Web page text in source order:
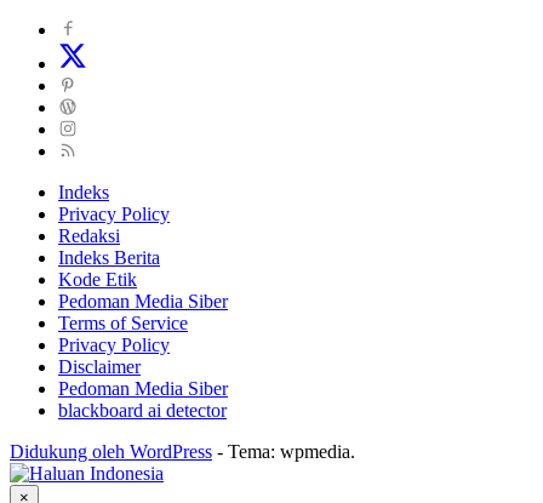
Indeks
Privacy Policy
Redaksi
Indeks Berita
Kode Etik
Pedoman Media Siber
Terms of Service
Privacy Policy
Disclaimer
Pedoman Media Siber
blackboard ai detector
Didukung oleh WordPress - Tema: wpmedia.
×